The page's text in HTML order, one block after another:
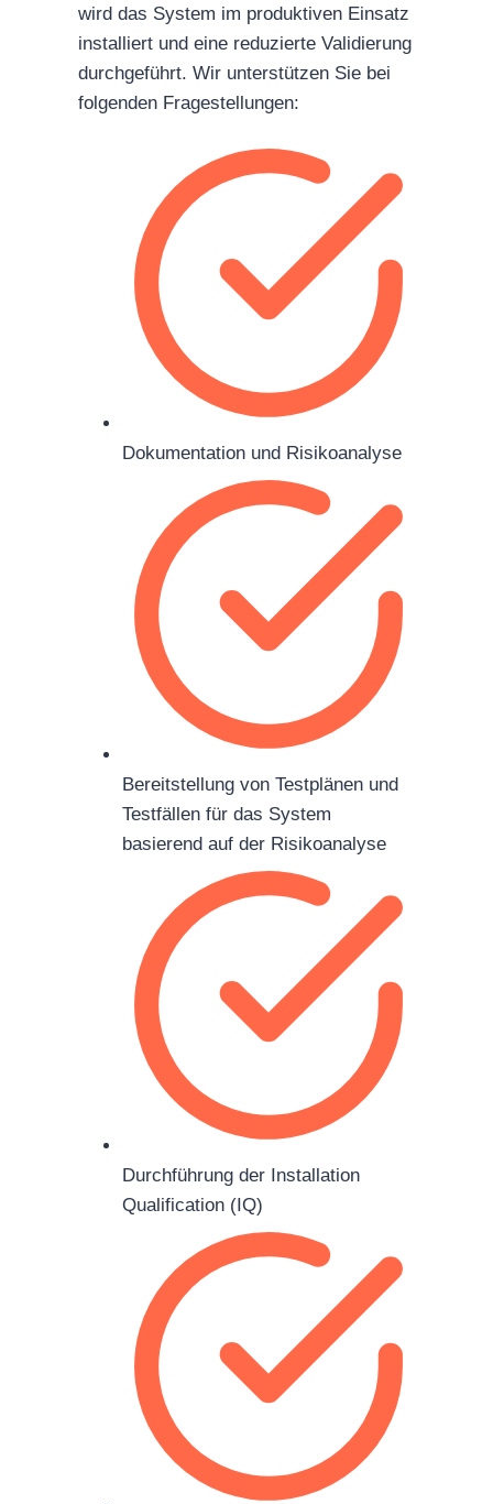
wird das System im produktiven Einsatz
installiert und eine reduzierte Validierung
durchgeführt. Wir unterstützen Sie bei
folgenden Fragestellungen:
Dokumentation und Risikoanalyse
Bereitstellung von Testplänen und
Testfällen für das System
basierend auf der Risikoanalyse
Durchführung der Installation
Qualification (IQ)